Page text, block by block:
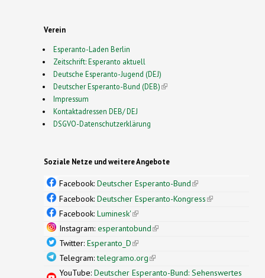
Verein
Esperanto-Laden Berlin
Zeitschrift: Esperanto aktuell
Deutsche Esperanto-Jugend (DEJ)
Deutscher Esperanto-Bund (DEB)(link is external)
Impressum
Kontaktadressen DEB/ DEJ
DSGVO-Datenschutzerklärung
Soziale Netze und weitere Angebote
Facebook: Deutscher Esperanto-Bund(link is
external)
Facebook: Deutscher Esperanto-Kongress(link is
Facebook: Luminesk'(link is external)
Instagram: esperantobund(link is external)
Twitter: Esperanto_D(link is external)
Telegram:telegramo.org(link is external)
YouTube: Deutscher Esperanto-Bund: Sehenswertes